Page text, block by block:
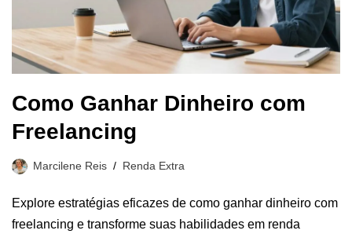
Como Ganhar Dinheiro com
Freelancing
Marcilene Reis Renda Extra
Explore estratégias eficazes de como ganhar dinheiro com
freelancing e transforme suas habilidades em renda